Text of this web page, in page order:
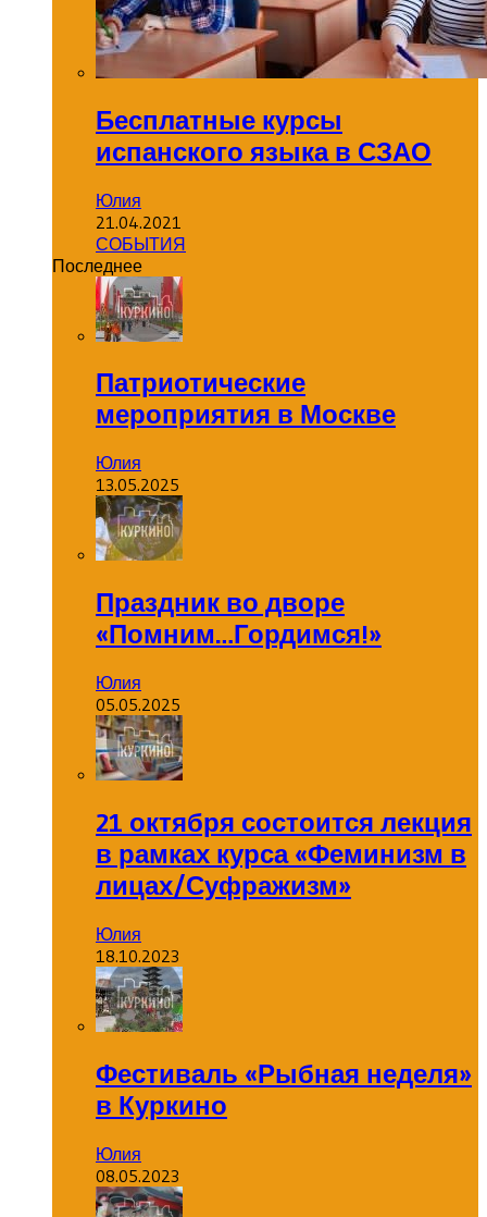
Бесплатные курсы
испанского языка в СЗАО
Юлия
21.04.2021
СОБЫТИЯ
Последнее
Патриотические
мероприятия в Москве
Юлия
13.05.2025
Праздник во дворе
«Помним…Гордимся!»
Юлия
05.05.2025
21 октября состоится лекция
в рамках курса «Феминизм в
лицах/Суфражизм»
Юлия
18.10.2023
Фестиваль «Рыбная неделя»
в Куркино
Юлия
08.05.2023